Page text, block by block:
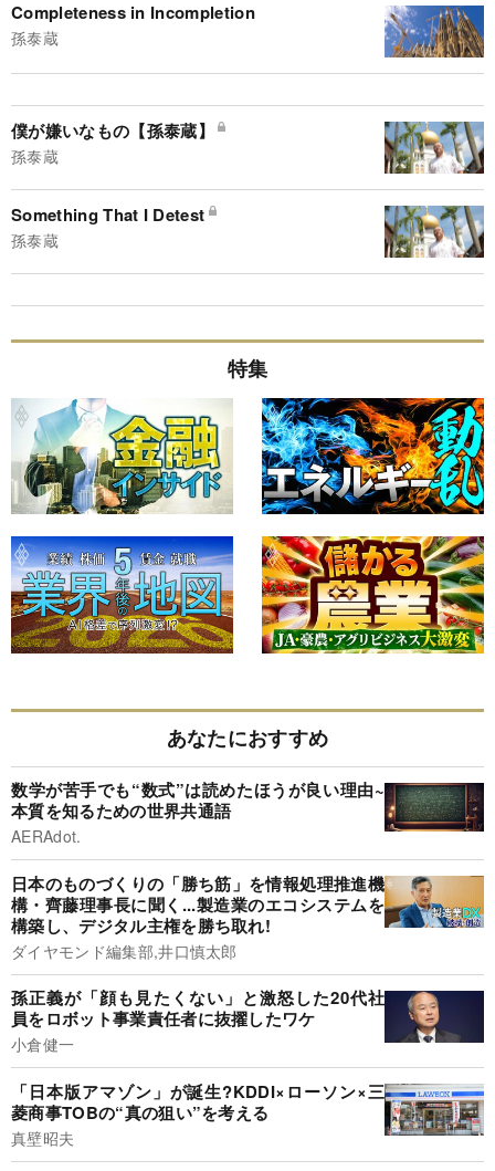
Completeness in Incompletion
孫泰蔵
僕が嫌いなもの【孫泰蔵】
孫泰蔵
Something That I Detest
孫泰蔵
特集
あなたにおすすめ
数学が苦手でも“数式”は読めたほうが良い理由~
本質を知るための世界共通語
AERAdot.
日本のものづくりの「勝ち筋」を情報処理推進機
構・齊藤理事長に聞く...製造業のエコシステムを
構築し、デジタル主権を勝ち取れ!
ダイヤモンド編集部,井口慎太郎
孫正義が「顔も見たくない」と激怒した20代社
員をロボット事業責任者に抜擢したワケ
小倉健一
「日本版アマゾン」が誕生?KDDI×ローソン×三
菱商事TOBの“真の狙い”を考える
真壁昭夫